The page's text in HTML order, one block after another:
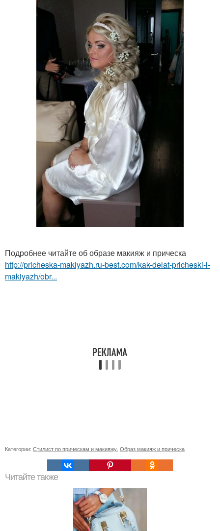
Подробнее читайте об образе макияж и прическа
http://pricheska-makiyazh.ru-best.com/kak-delat-pricheski-i-
makiyazh/obr...
Категории: Стилист по прическам и макияжу Образ макияж и прическа
Читайте также